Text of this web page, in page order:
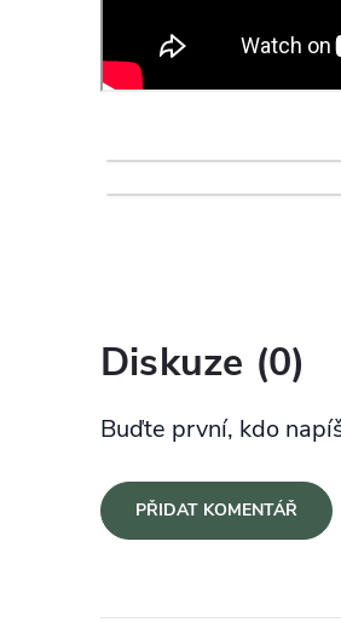
Diskuze (0)
Buďte první, kdo
PŘIDAT KOMENTÁŘ